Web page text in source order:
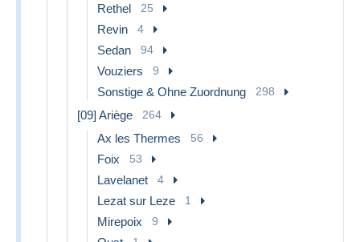
Rethel 25
Revin 4
Sedan 94
Vouziers 9
Sonstige & Ohne Zuordnung 298
[09] Ariège 264
Ax les Thermes 56
Foix 53
Lavelanet 4
Lezat sur Leze 1
Mirepoix 9